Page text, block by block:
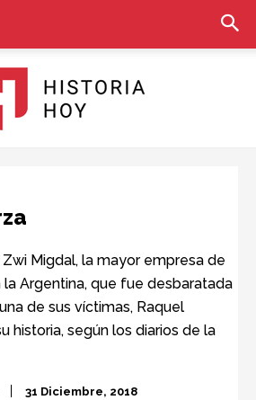
Hoy
Migdal, la mayor empresa de
Argentina, que fue desbaratada
de sus víctimas, Raquel
historia, según los diarios de la
31 Diciembre, 2018